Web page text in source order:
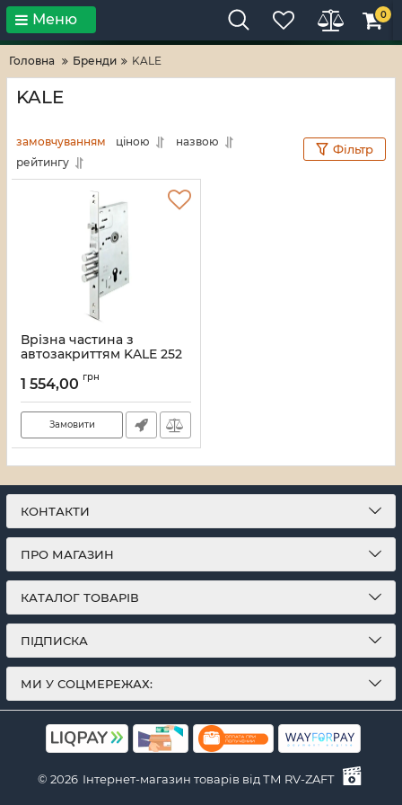
Тільки високі технології! RV-ZAFT
Меню 0
Головна Бренди KALE
KALE
замовчуванням ціною
назвою
рейтингу
Фільтр
Врізна частина з
автозакриттям KALE 252
Артикул:252rav
1 554,00 грн
Замовити
КОНТАКТИ
ПРО МАГАЗИН
КАТАЛОГ ТОВАРІВ
ПІДПИСКА
МИ У СОЦМЕРЕЖАХ:
© 2026 Інтернет-магазин товарів від ТМ RV-ZAFT